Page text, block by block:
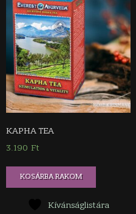
KAPHA TEA
3.190 Ft
KOSÁRBA RAKOM
Kívánságlistára